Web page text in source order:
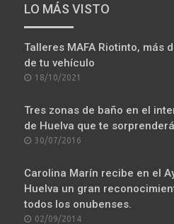
LO MÁS VISTO
Talleres MAFA Riotinto, más
de tu vehículo
POSTED
18/10/2021
Tres zonas de baño en el
de Huelva que te
POSTED
30/07/2016
Carolina Marín recibe en el
Huelva un gran
todos los onubenses.
POSTED
02/09/2014